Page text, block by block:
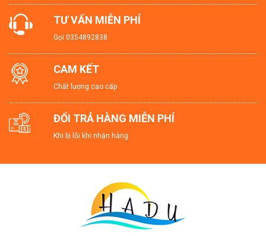
TƯ VẤN MIỄN PHÍ
Gọi 0354892838
CAM KẾT
Chất lượng cao cấp
ĐỔI TRẢ HÀNG MIỄN PHÍ
Khi bị lỗi khi nhận hàng